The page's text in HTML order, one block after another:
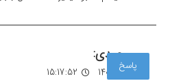
عبدی:
17 مهر 1403 15:17:52 پاسخ